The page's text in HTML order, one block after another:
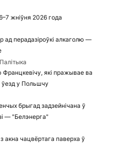
жніўня 2026 года
перадазіроўкі алкаголю —
які пражывае ва
ўезд у Польшчу
брыгад задзейнічана ў
— "Белэнерга"
акна чацвёртага паверха ў